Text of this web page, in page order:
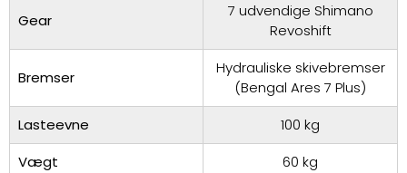
Gear
7 udvendige Shimano
Revoshift
Bremser
Hydrauliske skivebremser
(Bengal Ares 7 Plus)
Lasteevne
100 kg
Vægt
60 kg